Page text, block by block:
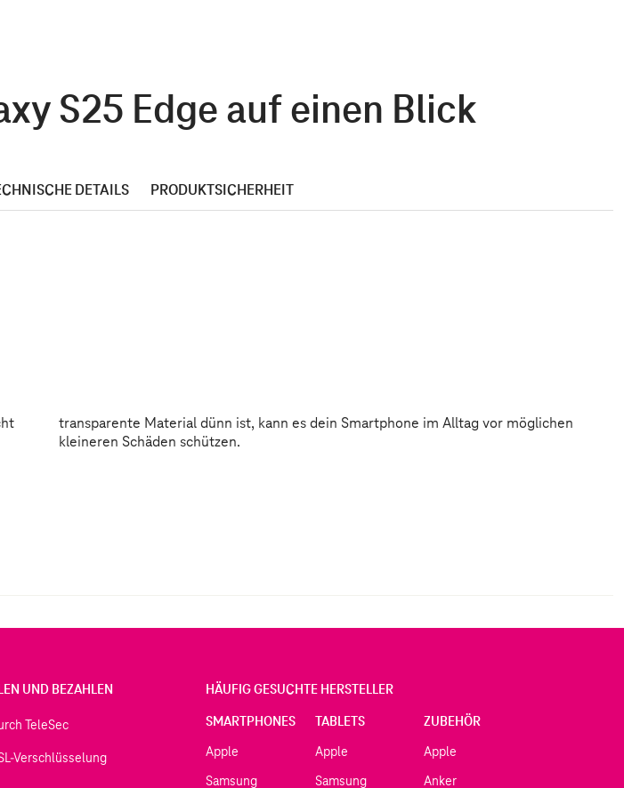
S25 Edge auf einen Blick
DETAILS PRODUKTSICHERHEIT
kleineren Schäden schützen.
UND BEZAHLEN
TeleSec
Verschlüsselung
HÄUFIG GESUCHTE HERSTELLER
SMARTPHONES
Apple
Samsung
TABLETS
Apple
Samsung
ZUBEHÖR
Apple
Anker